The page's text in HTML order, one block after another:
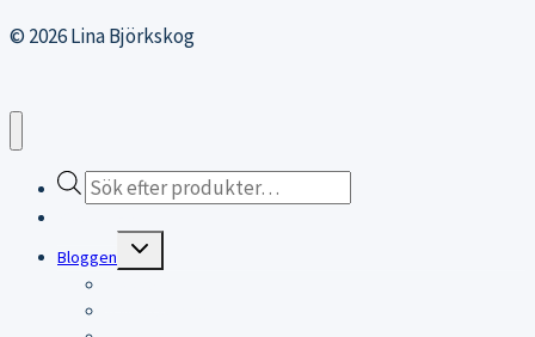
© 2026 Lina Björkskog
Products
search
Bloggen
Expand